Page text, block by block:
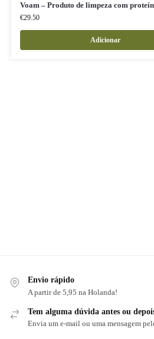
Voam – Produto de limpeza com
€29.50
Adicionar
Envio rápido
A partir de 5,95 na Holanda!
Tem alguma dúvida antes ou
Envia um e-mail ou uma mensagem